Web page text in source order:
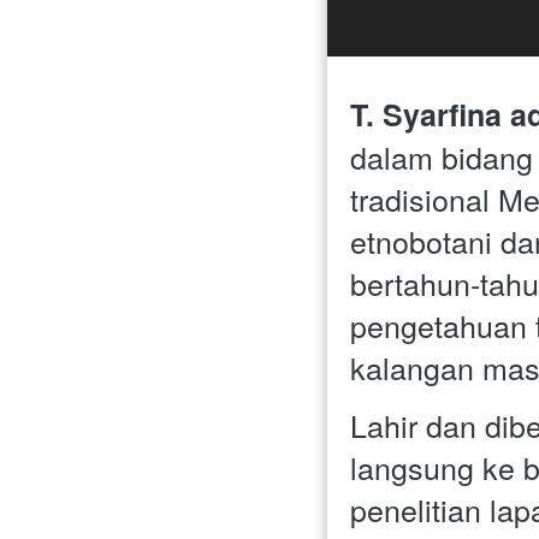
T. Syarfina
dalam
tradisional
etnobotani
bertahun-
kalangan
Lahir dan
langsung ke
penelitian